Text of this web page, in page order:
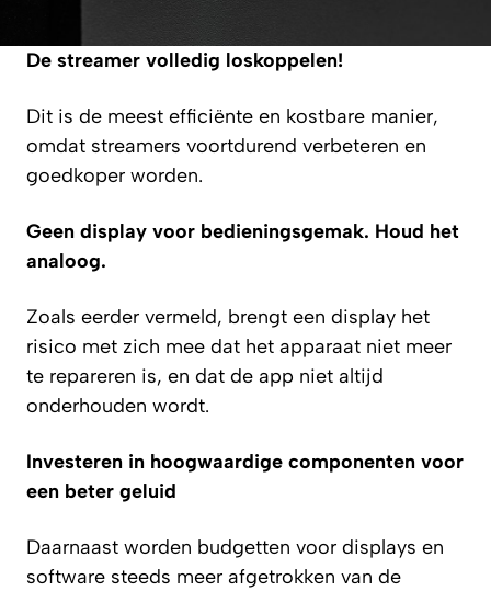
De streamer volledig loskoppelen!
Dit is de meest efficiënte en kostbare manier,
omdat streamers voortdurend verbeteren en
goedkoper worden.
Geen display voor bedieningsgemak. Houd het
analoog.
Zoals eerder vermeld, brengt een display het
risico met zich mee dat het apparaat niet meer
te repareren is, en dat de app niet altijd
onderhouden wordt.
Investeren in hoogwaardige componenten voor
een beter geluid
Daarnaast worden budgetten voor displays en
software steeds meer afgetrokken van de